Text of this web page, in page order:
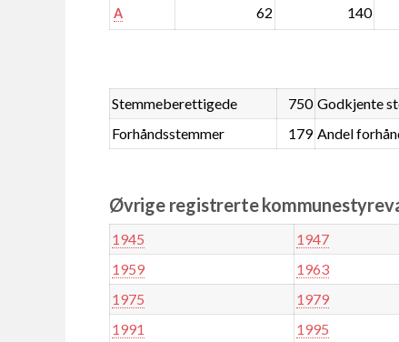
A 62 140
Stemmeberettigede 750 Godkjente
Forhåndsstemmer
179 Andel
Øvrige registrerte
1945 1947
1959
1963
1975
1979
1991
1995